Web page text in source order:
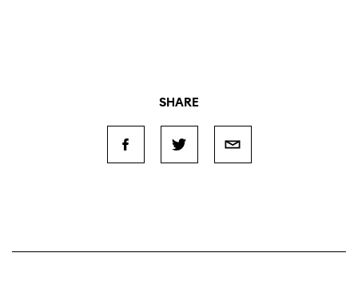
SHARE